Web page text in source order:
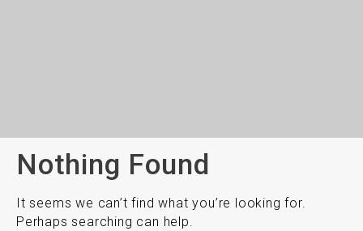
Nothing Found
It seems we can’t find what you’re looking for.
Perhaps searching can help.